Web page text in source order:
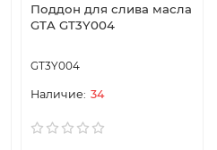
Поддон для слива масла
GTA GT3Y004
GT3Y004
34